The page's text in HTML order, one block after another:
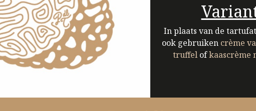
In plaats van de
ook gebruiken crème
truffelofkaascrème